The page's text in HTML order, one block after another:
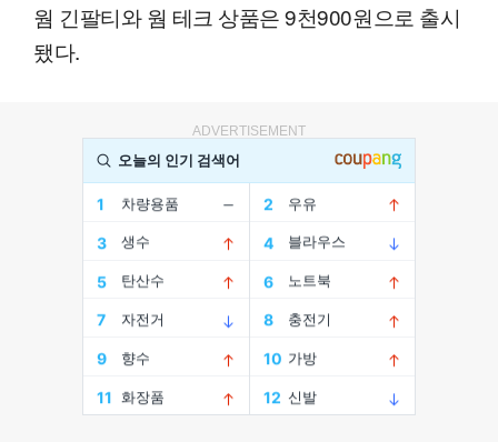
웜 긴팔티와 웜 테크 상품은 9천900원으로 출시
됐다.
ADVERTISEMENT